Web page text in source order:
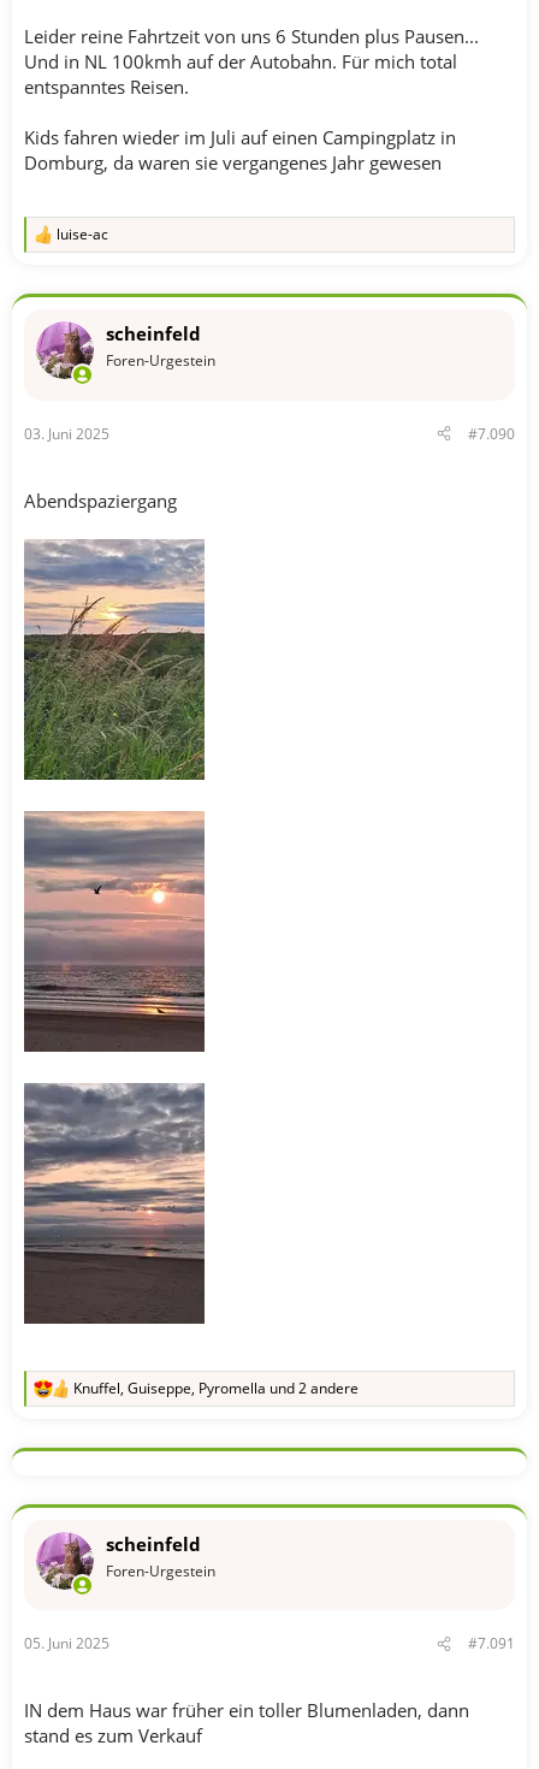
Leider reine Fahrtzeit von uns 6 Stunden plus Pausen...
Und in NL 100kmh auf der Autobahn. Für mich total
entspanntes Reisen.
Kids fahren wieder im Juli auf einen Campingplatz in
Domburg, da waren sie vergangenes Jahr gewesen
R
k
o
:
luise-ac
scheinfeld
Foren-Urgestein
03. Juni 2025 #7.090
Abendspaziergang
R
k
o
e
n
Knuffel, Guiseppe, Pyromella und 2 andere
scheinfeld
Foren-Urgestein
05. Juni 2025 #7.091
IN dem Haus war früher ein toller Blumenladen, dann
stand es zum Verkauf